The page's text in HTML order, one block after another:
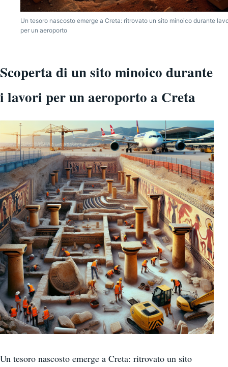
Un tesoro nascosto emerge a Creta: ritrovato un sito minoico durante
per un aeroporto
Scoperta di un sito minoico durante
i lavori per un aeroporto a Creta
Un tesoro nascosto emerge a Creta: ritrovato un sito